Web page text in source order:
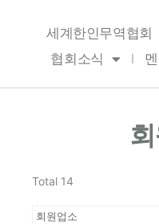
세계한인무역협회
협회소식
Total 14